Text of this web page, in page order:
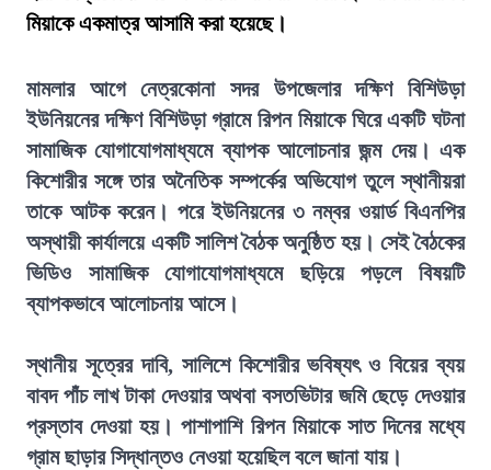
মিয়াকে একমাত্র আসামি করা হয়েছে।
মামলার আগে নেত্রকোনা সদর উপজেলার দক্ষিণ বিশিউড়া
ইউনিয়নের দক্ষিণ বিশিউড়া গ্রামে রিপন মিয়াকে ঘিরে একটি ঘটনা
সামাজিক যোগাযোগমাধ্যমে ব্যাপক আলোচনার জন্ম দেয়। এক
কিশোরীর সঙ্গে তার অনৈতিক সম্পর্কের অভিযোগ তুলে স্থানীয়রা
তাকে আটক করেন। পরে ইউনিয়নের ৩ নম্বর ওয়ার্ড বিএনপির
অস্থায়ী কার্যালয়ে একটি সালিশ বৈঠক অনুষ্ঠিত হয়। সেই বৈঠকের
ভিডিও সামাজিক যোগাযোগমাধ্যমে ছড়িয়ে পড়লে বিষয়টি
ব্যাপকভাবে আলোচনায় আসে।
স্থানীয় সূত্রের দাবি, সালিশে কিশোরীর ভবিষ্যৎ ও বিয়ের ব্যয়
বাবদ পাঁচ লাখ টাকা দেওয়ার অথবা বসতভিটার জমি ছেড়ে দেওয়ার
প্রস্তাব দেওয়া হয়। পাশাপাশি রিপন মিয়াকে সাত দিনের মধ্যে
গ্রাম ছাড়ার সিদ্ধান্তও নেওয়া হয়েছিল বলে জানা যায়।